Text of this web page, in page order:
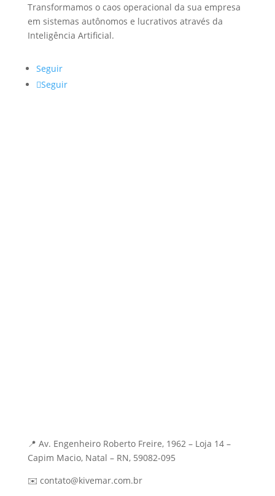
Transformamos o caos operacional da sua empresa
em sistemas autônomos e lucrativos através da
Inteligência Artificial.
Seguir
Seguir
📍 Av. Engenheiro Roberto Freire, 1962 – Loja 14 –
Capim Macio, Natal – RN, 59082-095
✉️ contato@kivemar.com.br